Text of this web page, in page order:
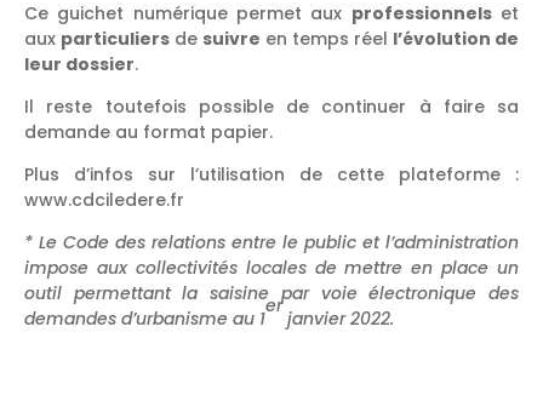
Ce guichet numérique permet aux professionnelset
aux particuliers de suivre en temps réel l’évolution de
leur dossier.
Il reste toutefois possible de continuer à faire sa
demande au format papier.
Plus d’infos sur l’utilisation de cette plateforme :
www.cdciledere.fr
* Le Code des relations entre le public et l’administration
impose aux collectivités locales de mettre en place un
outil permettant la saisine par voie électronique des
demandes d’urbanisme au 1
er
janvier 2022.